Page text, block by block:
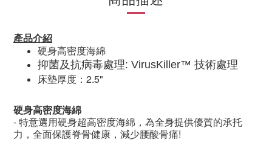
產品介紹
硬身高密度海綿
抑菌及抗病毒處理: VirusKiller™ 技術處理
床墊厚度： 2.5"
硬身高密度海綿
- 特意選用硬身超高密度海綿，為全身提供優質的承托
力，全面保護脊骨健康，減少腰酸骨痛!